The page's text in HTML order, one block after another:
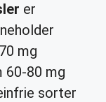
er
mg
60-80 mg
sorter